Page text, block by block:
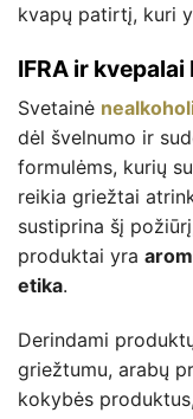
kvapų patirtį, kuri
IFRA ir
Svetainė
dėl švelnumo ir
formulėms, kurių
reikia griežtai
sustiprina šį
produktai yra
etika.
Derindami
griežtumu, arabų
kokybės